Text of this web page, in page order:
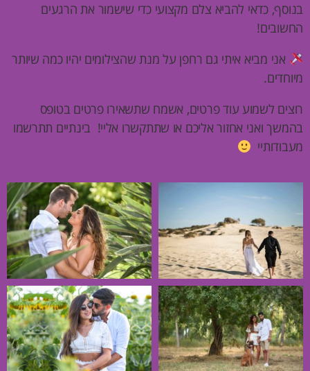
בנוסף, כדאי להביא צלם מקצועי כדי שישמור את הרגעים
החשובים!
אני מביא איתי גם רחפן על מנת שהצילומים יהיו כמה שיותר
מיוחדים.
רוצים לשמוע עוד פרטים, אשמח שתשאירו פרטים בטופס
בהמשך ואני אחזור אליכם או שתתקשרו אליי! בינתיים תתרשמו
מעבודותיי